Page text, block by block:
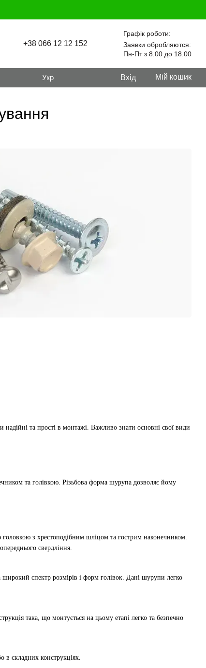
+38 066 12 12 152
Графік роботи:
Заявки обробляются:
Пн-Пт з 8.00 до 18.00
Укр Вхід Мій кошик
надійні та прості в монтажі. Важливо знати основні свої види
та голівкою. Різьбова форма шурупа дозволяє йому
з хрестоподібним шліцом та гострим наконечником.
свердління.
широкий спектр розмірів і форм голівок. Дані шурупи легко
така, що монтується на цьому етапі легко та безпечно
в складних конструкціях.